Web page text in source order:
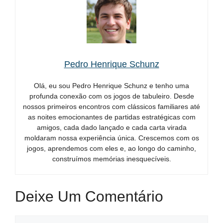
Pedro Henrique Schunz
Olá, eu sou Pedro Henrique Schunz e tenho uma
profunda conexão com os jogos de tabuleiro. Desde
nossos primeiros encontros com clássicos familiares até
as noites emocionantes de partidas estratégicas com
amigos, cada dado lançado e cada carta virada
moldaram nossa experiência única. Crescemos com os
jogos, aprendemos com eles e, ao longo do caminho,
construímos memórias inesquecíveis.
Deixe Um Comentário